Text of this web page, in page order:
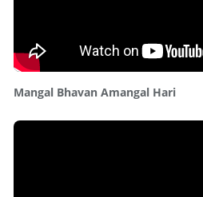
Mangal Bhavan Amangal Hari